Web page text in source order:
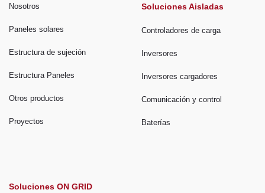
Nosotros
Paneles solares
Estructura de sujeción
Estructura Paneles
Otros productos
Proyectos
Soluciones Aisladas
Controladores de carga
Inversores
Inversores cargadores
Comunicación y control
Baterías
Soluciones ON GRID